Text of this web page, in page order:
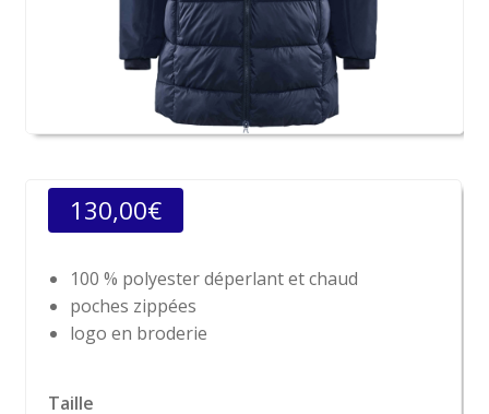
130,00€
100 % polyester déperlant et chaud
poches zippées
logo en broderie
Taille